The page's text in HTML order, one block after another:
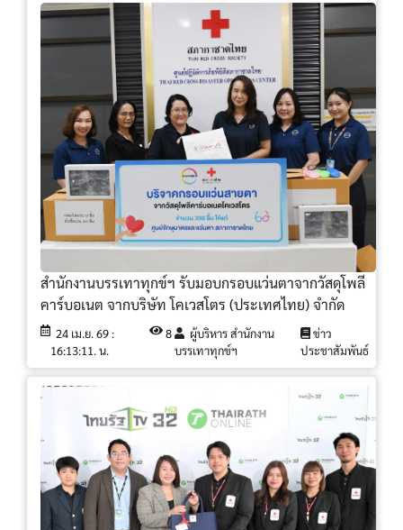
สำนักงานบรรเทาทุกข์ฯ รับมอบกรอบแว่นตาจากวัสดุโพลี
คาร์บอเนต จากบริษัท โคเวสโตร (ประเทศไทย) จำกัด
24 เม.ย. 69 :
16:13:11. น.
8
ผู้บริหาร สำนักงาน
บรรเทาทุกข์ฯ
ข่าว
ประชาสัมพันธ์